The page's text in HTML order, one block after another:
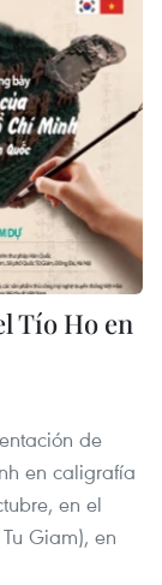
Tío Ho en
de
en caligrafía
en el
Giam), en